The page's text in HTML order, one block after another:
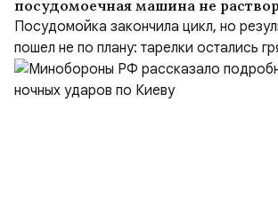
посудомоечная машина не
средство
Посудомойка закончила цикл, но
пошел не по плану: тарелки остались